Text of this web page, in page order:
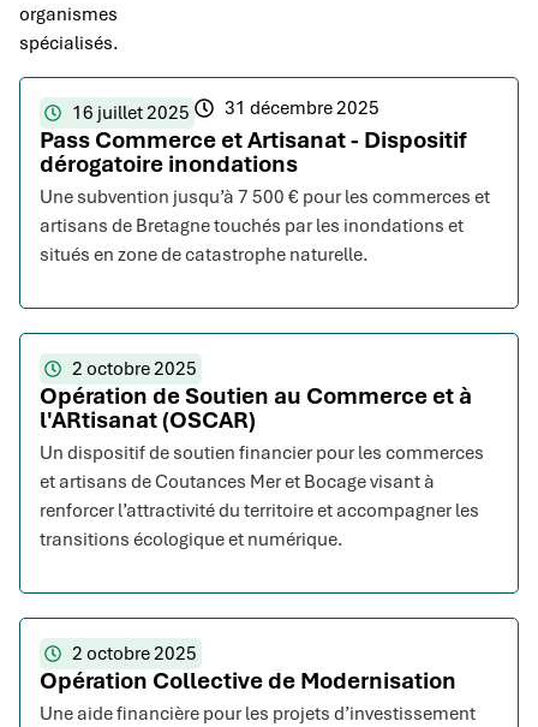
organismes
spécialisés.
16 juillet 2025 31 décembre 2025
Pass Commerce et Artisanat - Dispositif
dérogatoire inondations
Une subvention jusqu’à 7 500 € pour les commerces et
artisans de Bretagne touchés par les inondations et
situés en zone de catastrophe naturelle.
2 octobre 2025
Opération de Soutien au Commerce et à
l'ARtisanat (OSCAR)
Un dispositif de soutien financier pour les commerces
et artisans de Coutances Mer et Bocage visant à
renforcer l’attractivité du territoire et accompagner les
transitions écologique et numérique.
2 octobre 2025
Opération Collective de Modernisation
Une aide financière pour les projets d’investissement